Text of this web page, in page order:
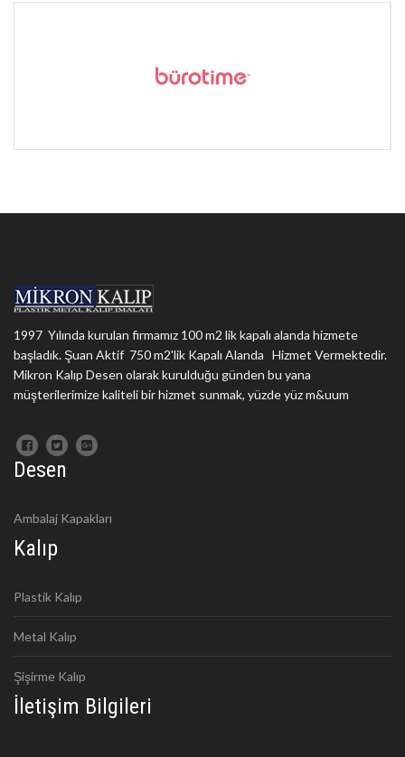
1997 Yılında kurulan firmamız 100 m2 lik kapalı alanda hizmete
başladık. Şuan Aktif 750 m2'lik Kapalı Alanda Hizmet Vermektedir.
Mikron Kalıp Desen olarak kurulduğu günden bu yana
müşterilerimize kaliteli bir hizmet sunmak, yüzde yüz m&uum
Desen
Ambalaj Kapakları
Kalıp
Plastik Kalıp
Metal Kalıp
Şişirme Kalıp
İletişim Bilgileri